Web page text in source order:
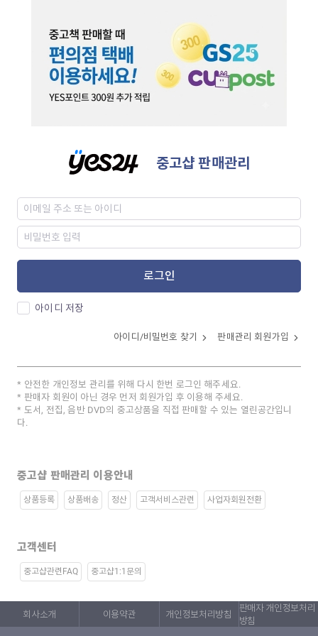
중고샵 판매관리
로그인
아이디 저장
아이디/비밀번호 찾기 판매관리 회원가입
안전한 개인정보 관리를 위해 다시 한번 로그인 해주세요.
판매자 회원이 아닌 경우 먼저 회원가입 후 이용해 주세요.
도서, 전집, 음반 DVD의 중고상품을 직접 판매할 수 있는 열린공간입니
다.
중고샵 판매관리 이용안내
상품등록 상품배송 정산 고객서비스관련 사업자회원전환
고객센터
중고샵관련FAQ 중고샵1:1문의
회사소개 이용약관 개인정보처리방침
판매자 개인정보처리
방침